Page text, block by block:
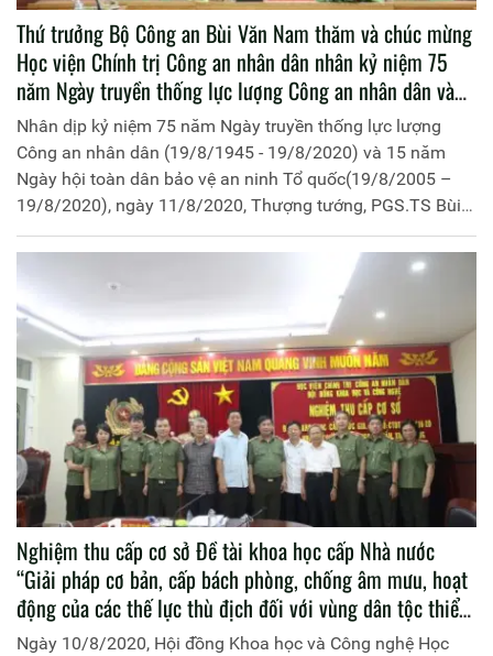
Thứ trưởng Bộ Công an Bùi Văn Nam thăm và chúc mừng
Học viện Chính trị Công an nhân dân nhân kỷ niệm 75
năm Ngày truyền thống lực lượng Công an nhân dân và
15 năm Ngày hội toàn dân bảo vệ an ninh Tổ quốc
Nhân dịp kỷ niệm 75 năm Ngày truyền thống lực lượng
Công an nhân dân (19/8/1945 - 19/8/2020) và 15 năm
Ngày hội toàn dân bảo vệ an ninh Tổ quốc(19/8/2005 –
19/8/2020), ngày 11/8/2020, Thượng tướng, PGS.TS Bùi
Văn Nam, Ủy viên Trung ương Đảng, Thứ trưởng Bộ Công
an đã đến thăm và chúc mừng Học viện Chính trị Công an
Nghiệm thu cấp cơ sở Đề tài khoa học cấp Nhà nước
“Giải pháp cơ bản, cấp bách phòng, chống âm mưu, hoạt
động của các thế lực thù địch đối với vùng dân tộc thiểu
số và miền núi nước ta hiện nay”
Ngày 10/8/2020, Hội đồng Khoa học và Công nghệ Học